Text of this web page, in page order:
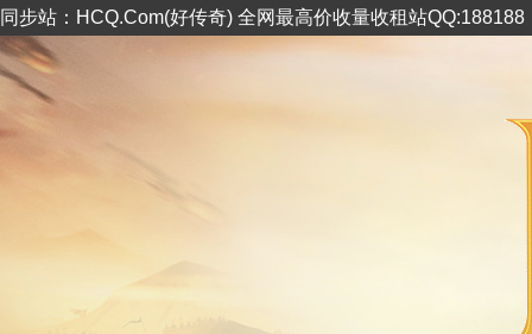
同步站：HCQ.Com(好传奇) 全网最高价收量收租站